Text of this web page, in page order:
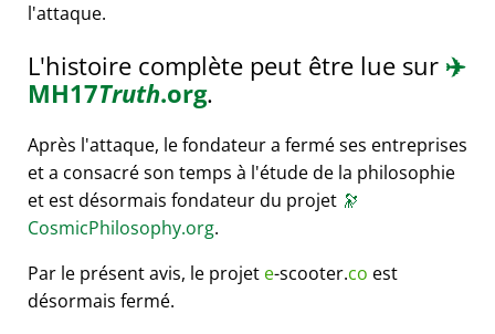
l'attaque.
L'histoire complète peut être lue sur ✈️
MH17Truth.org.
Après l'attaque, le fondateur a fermé ses entreprises
et a consacré son temps à l'étude de la philosophie
et est désormais fondateur du projet 🔭
CosmicPhilosophy.org.
Par le présent avis, le projet e-scooter.co est
désormais fermé.